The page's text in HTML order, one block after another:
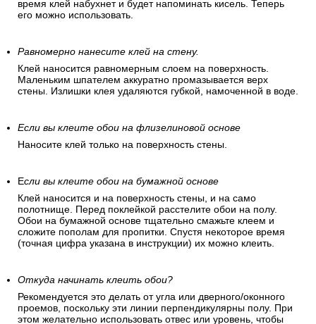
время клей набухнет и будет напоминать кисель. Теперь
его можно использовать.
Равномерно нанесите клей на стену.
Клей наносится равномерным слоем на поверхность.
Маленьким шпателем аккуратно промазывается верх
стены. Излишки клея удаляются губкой, намоченной в воде.
Если вы клеите обои на флизелиновой основе
Наносите клей только на поверхность стены.
Если вы клеите обои на бумажной основе
Клей наносится и на поверхность стены, и на само
полотнище. Перед поклейкой расстелите обои на полу.
Обои на бумажной основе тщательно смажьте клеем и
сложите пополам для пропитки. Спустя некоторое время
(точная цифра указана в инструкции) их можно клеить.
Откуда начинать клеить обои?
Рекомендуется это делать от угла или дверного/оконного
проемов, поскольку эти линии перпендикулярны полу. При
этом желательно использовать отвес или уровень, чтобы